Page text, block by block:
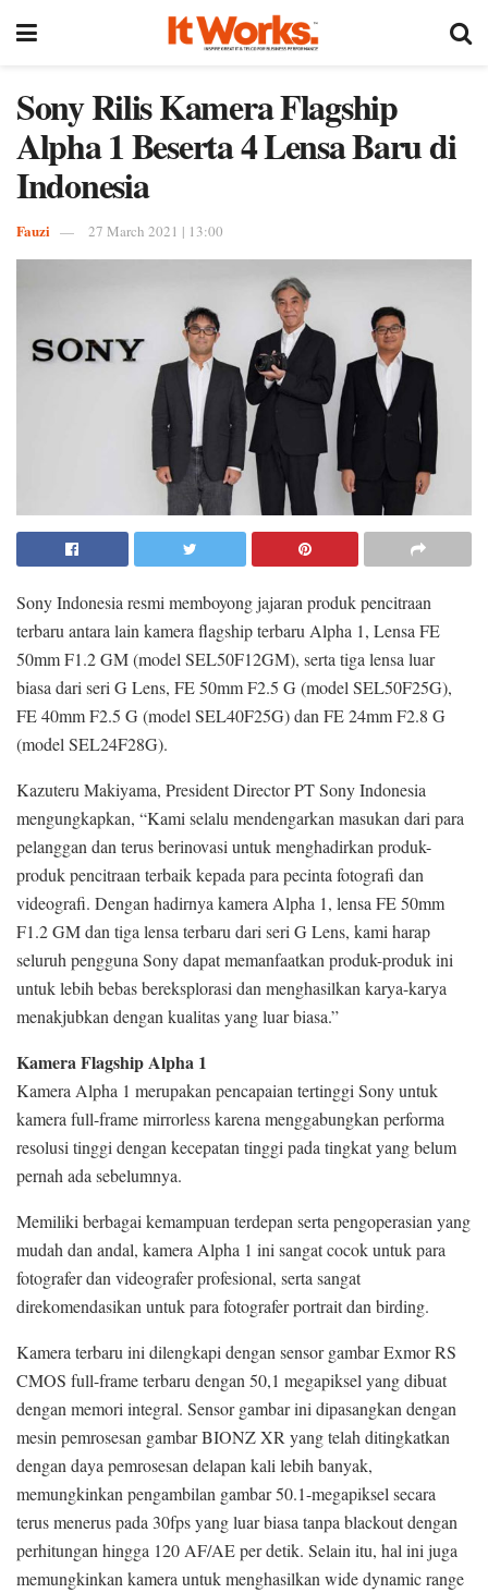
Sony Rilis Kamera Flagship
Alpha 1 Beserta 4 Lensa Baru di
Indonesia
Fauzi 27 March 2021 | 13:00
Sony Indonesia resmi memboyong jajaran produk pencitraan
terbaru antara lain kamera flagship terbaru Alpha 1, Lensa FE
50mm F1.2 GM (model SEL50F12GM), serta tiga lensa luar
biasa dari seri G Lens, FE 50mm F2.5 G (model SEL50F25G),
FE 40mm F2.5 G (model SEL40F25G) dan FE 24mm F2.8 G
(model SEL24F28G).
Kazuteru Makiyama, President Director PT Sony Indonesia
mengungkapkan, “Kami selalu mendengarkan masukan dari para
pelanggan dan terus berinovasi untuk menghadirkan produk-
produk pencitraan terbaik kepada para pecinta fotografi dan
videografi. Dengan hadirnya kamera Alpha 1, lensa FE 50mm
F1.2 GM dan tiga lensa terbaru dari seri G Lens, kami harap
seluruh pengguna Sony dapat memanfaatkan produk-produk ini
untuk lebih bebas bereksplorasi dan menghasilkan karya-karya
menakjubkan dengan kualitas yang luar biasa.”
Kamera Flagship Alpha 1
Kamera Alpha 1 merupakan pencapaian tertinggi Sony untuk
kamera full-frame mirrorless karena menggabungkan performa
resolusi tinggi dengan kecepatan tinggi pada tingkat yang belum
pernah ada sebelumnya.
Memiliki berbagai kemampuan terdepan serta pengoperasian yang
mudah dan andal, kamera Alpha 1 ini sangat cocok untuk para
fotografer dan videografer profesional, serta sangat
direkomendasikan untuk para fotografer portrait dan birding.
Kamera terbaru ini dilengkapi dengan sensor gambar Exmor RS
CMOS full-frame terbaru dengan 50,1 megapiksel yang dibuat
dengan memori integral. Sensor gambar ini dipasangkan dengan
mesin pemrosesan gambar BIONZ XR yang telah ditingkatkan
dengan daya pemrosesan delapan kali lebih banyak,
memungkinkan pengambilan gambar 50.1-megapiksel secara
terus menerus pada 30fps yang luar biasa tanpa blackout dengan
perhitungan hingga 120 AF/AE per detik. Selain itu, hal ini juga
memungkinkan kamera untuk menghasilkan wide dynamic range